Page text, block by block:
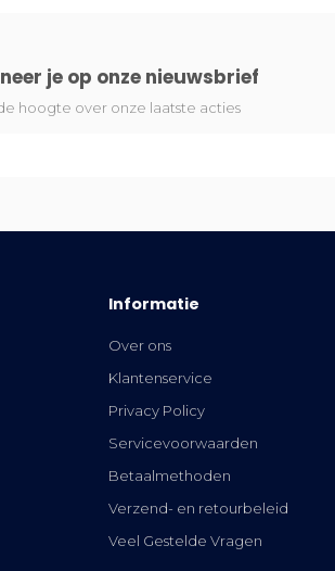
je op onze nieuwsbrief
hoogte over onze laatste acties
Informatie
Over ons
Klantenservice
Privacy Policy
Servicevoorwaarden
Betaalmethoden
Verzend- en retourbeleid
Veel Gestelde Vragen